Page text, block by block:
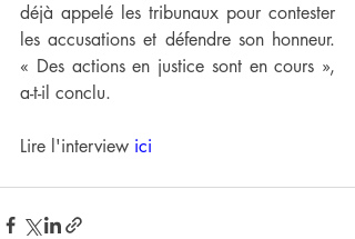
déjà appelé les tribunaux pour contester
les accusations et défendre son honneur.
« Des actions en justice sont en cours »,
a-t-il conclu.
Lire l'interview ici